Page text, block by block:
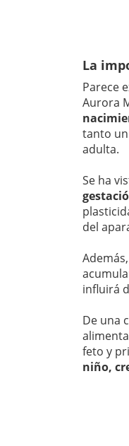
La
Parece
Aurora
tanto
adulta.
Se ha
del
influirá
De una
feto y
niño,